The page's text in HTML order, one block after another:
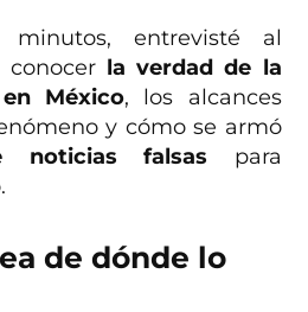
entrevisté al
conocer la verdad de la
México, los alcances
y cómo se armó
noticias falsas para
de dónde lo